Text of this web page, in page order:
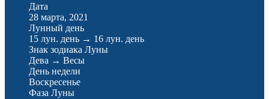
Дата
28 марта, 2021
Лунный день
15 лун. день → 16 лун. день
Знак зодиака Луны
Дева → Весы
День недели
Воскресенье
Фаза Луны